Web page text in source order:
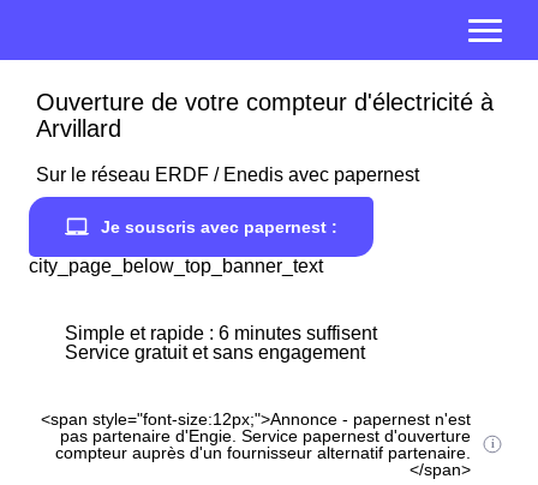
Ouverture de votre compteur d'électricité à
Arvillard
Sur le réseau ERDF / Enedis avec papernest
Je souscris avec papernest :
city_page_below_top_banner_text
Simple et rapide : 6 minutes suffisent
Service gratuit et sans engagement
<span style="font-size:12px;">Annonce - papernest n'est
pas partenaire d'Engie. Service papernest d'ouverture
compteur auprès d'un fournisseur alternatif partenaire.
</span>